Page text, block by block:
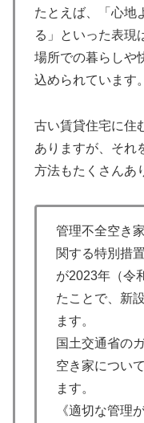
たとえば、「心地
る」といった表現
場所での暮らしや
込められています。
古い賃貸住宅に住
ありますが、それ
方法もたくさんあ
管理不全空き
関する特別措
が2023年（令
たことで、新
ます。
国土交通省の
空き家につい
ます。
《適切な管理